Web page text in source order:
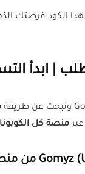
الكود فرصتك
| ابدأ
منصة كل